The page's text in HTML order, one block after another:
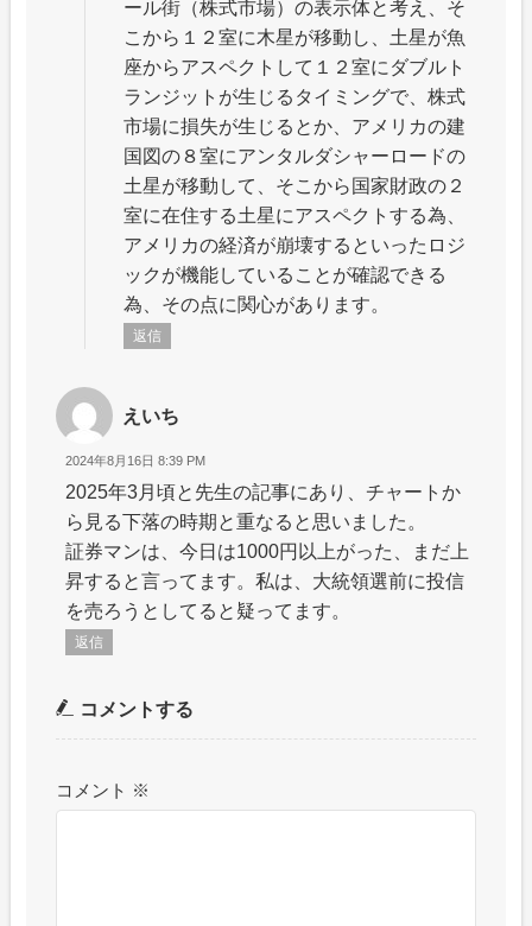
ール街（株式市場）の表示体と考え、そ
こから１２室に木星が移動し、土星が魚
座からアスペクトして１２室にダブルト
ランジットが生じるタイミングで、株式
市場に損失が生じるとか、アメリカの建
国図の８室にアンタルダシャーロードの
土星が移動して、そこから国家財政の２
室に在住する土星にアスペクトする為、
アメリカの経済が崩壊するといったロジ
ックが機能していることが確認できる
為、その点に関心があります。
返信
えいち
2024年8月16日 8:39 PM
2025年3月頃と先生の記事にあり、チャートか
ら見る下落の時期と重なると思いました。
証券マンは、今日は1000円以上がった、まだ上
昇すると言ってます。私は、大統領選前に投信
を売ろうとしてると疑ってます。
返信
コメントする
コメント ※